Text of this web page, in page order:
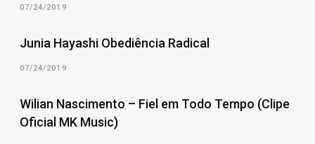
07/24/2019
Junia Hayashi Obediência Radical
07/24/2019
Wilian Nascimento – Fiel em Todo Tempo (Clipe
Oficial MK Music)